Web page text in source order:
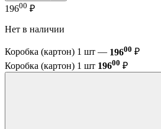
19600 ₽
Нет в наличии
Коробка (картон) 1 шт — 19600 ₽
Коробка (картон) 1 шт 19600 ₽